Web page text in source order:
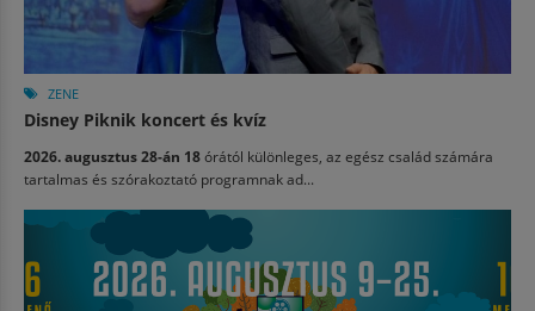
ZENE
Disney Piknik koncert és kvíz
2026. augusztus 28-án 18órától különleges, az egész család számára
tartalmas és szórakoztató programnak ad...